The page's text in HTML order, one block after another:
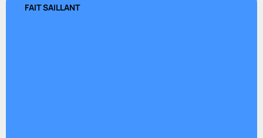
FAIT SAILLANT